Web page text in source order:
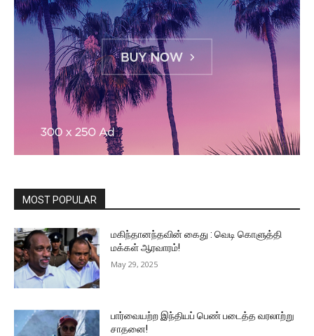
MOST POPULAR
மகிந்தானந்தவின் கைது : வெடி கொளுத்தி
மக்கள் ஆரவாரம்!
May 29, 2025
பார்வையற்ற இந்தியப் பெண் படைத்த வரலாற்று
சாதனை!